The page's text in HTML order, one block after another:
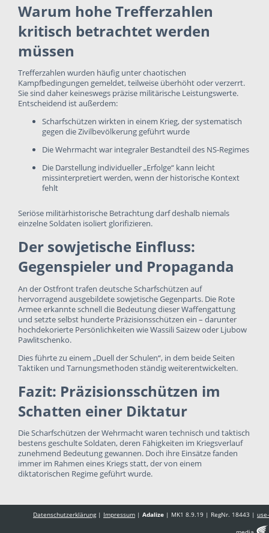
Warum hohe Trefferzahlen
kritisch betrachtet werden
müssen
Trefferzahlen wurden häufig unter chaotischen
Kampfbedingungen gemeldet, teilweise überhöht oder verzerrt.
Sie sind daher keineswegs präzise militärische Leistungswerte.
Entscheidend ist außerdem:
Scharfschützen wirkten in einem Krieg, der systematisch
gegen die Zivilbevölkerung geführt wurde
Die Wehrmacht war integraler Bestandteil des NS-Regimes
Die Darstellung individueller „Erfolge“ kann leicht
missinterpretiert werden, wenn der historische Kontext
fehlt
Seriöse militärhistorische Betrachtung darf deshalb niemals
einzelne Soldaten isoliert glorifizieren.
Der sowjetische Einfluss:
Gegenspieler und Propaganda
An der Ostfront trafen deutsche Scharfschützen auf
hervorragend ausgebildete sowjetische Gegenparts. Die Rote
Armee erkannte schnell die Bedeutung dieser Waffengattung
und setzte selbst hunderte Präzisionsschützen ein – darunter
hochdekorierte Persönlichkeiten wie Wassili Saizew oder Ljubow
Pawlitschenko.
Dies führte zu einem „Duell der Schulen“, in dem beide Seiten
Taktiken und Tarnungsmethoden ständig weiterentwickelten.
Fazit: Präzisionsschützen im
Schatten einer Diktatur
Die Scharfschützen der Wehrmacht waren technisch und taktisch
bestens geschulte Soldaten, deren Fähigkeiten im Kriegsverlauf
zunehmend Bedeutung gewannen. Doch ihre Einsätze fanden
immer im Rahmen eines Kriegs statt, der von einem
diktatorischen Regime geführt wurde.
Datenschutzerklärung| Impressum | Adalize | MK1 8.9.19 | RegNr. 18443 | use-